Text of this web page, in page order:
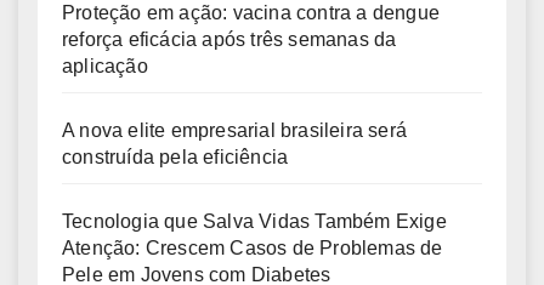
Proteção em ação: vacina contra a dengue
reforça eficácia após três semanas da
aplicação
A nova elite empresarial brasileira será
construída pela eficiência
Tecnologia que Salva Vidas Também Exige
Atenção: Crescem Casos de Problemas de
Pele em Jovens com Diabetes